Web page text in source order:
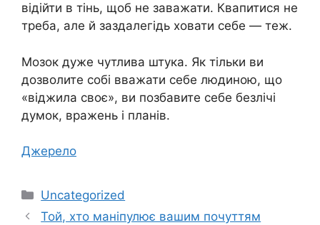
відійти в тінь, щоб не заважати. Квапитися не
треба, але й заздалегідь ховати себе — теж.
Мозок дуже чутлива штука. Як тільки ви
дозволите собі вважати себе людиною, що
«віджила своє», ви позбавите себе безлічі
думок, вражень і планів.
Джерело
Категорії
Uncategorized
Той, хто маніпулює вашим почуттям